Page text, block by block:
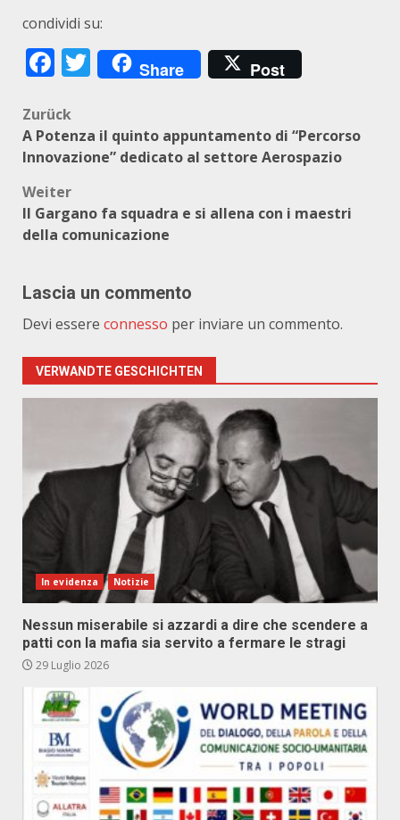
condividi su:
Facebook
Twitter
Share Post
Beitragsnavigation
Zurück
A Potenza il quinto appuntamento di “Percorso
Innovazione” dedicato al settore Aerospazio
Weiter
Il Gargano fa squadra e si allena con i maestri
della comunicazione
Lascia un commento
Devi essere connesso per inviare un commento.
VERWANDTE GESCHICHTEN
In evidenza Notizie
Nessun miserabile si azzardi a dire che scendere a
patti con la mafia sia servito a fermare le stragi
29 Luglio 2026